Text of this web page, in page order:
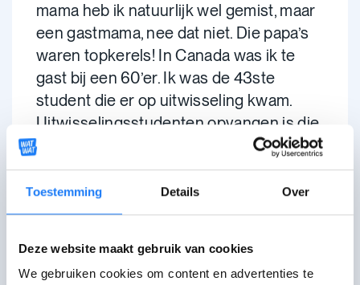
Toestemming Details Over
Deze website maakt gebruik van cookies
We gebruiken cookies om content en advertenties te
mama heb ik natuurlijk wel gemist, maar
een gastmama, nee dat niet. Die papa’s
waren topkerels! In Canada was ik te
gast bij een 60’er. Ik was de 43ste
student die er op uitwisseling kwam.
Uitwisselingsstudenten opvangen is die
man zijn leven. Toen ik er verbleef was
er nog een Duitse student en er
kwamen enkele weken een Finse, een
Noorse en een Nieuw-Zeelandse
geleden al verbleven.